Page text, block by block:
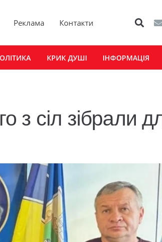
Реклама Контакти
КРИК ДУШІ ІНФОРМАЦІЯ
з сіл зібрали